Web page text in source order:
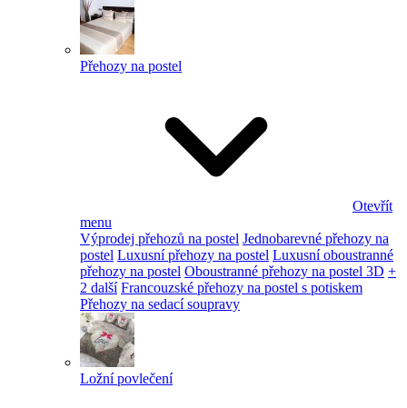
Přehozy na postel
Otevřít
menu
Výprodej přehozů na postel Jednobarevné přehozy na
postel Luxusní přehozy na postel Luxusní oboustranné
přehozy na postel Oboustranné přehozy na postel 3D +
2 další Francouzské přehozy na postel s potiskem
Přehozy na sedací soupravy
Ložní povlečení